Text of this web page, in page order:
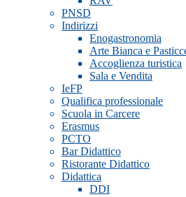
PNSD
Indirizzi
Enogastronomia
Arte Bianca e
Accoglienza turistica
Sala e Vendita
IeFP
Qualifica professionale
Scuola in Carcere
Erasmus
PCTO
Bar Didattico
Ristorante Didattico
Didattica
DDI